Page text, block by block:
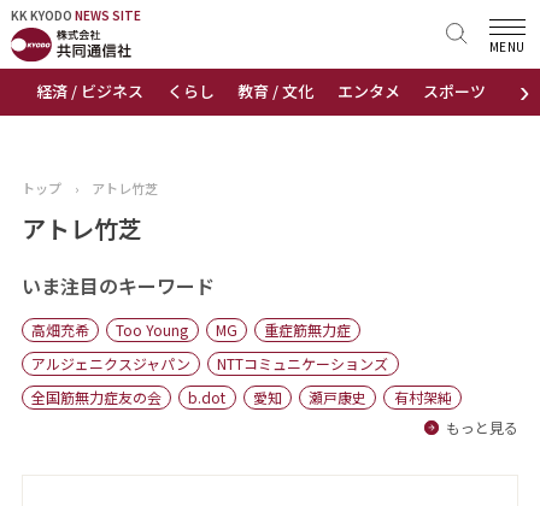
KK KYODO NEWS SITE
›
経済 / ビジネス くらし 教育 / 文化 エンタメ スポーツ 地域
MENU
KK KYODONEWS SITE
トップページ
ニュース
おすすめコンテンツ
出版物
会社概要
トップ › アトレ竹芝
アトレ竹芝
いま注目のキーワード
高畑充希 Too Young MG
重症筋無力症
アルジェニクスジャパン
NTTコミュニケーションズ
全国筋無力症友の会
b.dot 愛知 瀬戸康史
有村架純
もっと見る